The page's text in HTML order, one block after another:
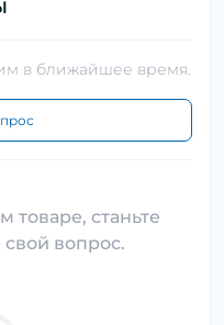
в ближайшее время.
товаре, станьте
вопрос.